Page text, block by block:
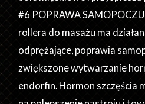
#6 POPRAWA
rollera do masażu ma
odprężające, poprawia
zwiększone wytwarzanie
endorfin. Hormon szczęścia